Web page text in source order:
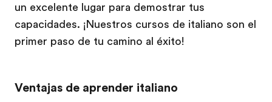
un excelente lugar para demostrar tus
capacidades. ¡Nuestros cursos de italiano son el
primer paso de tu camino al éxito!
Ventajas de aprender italiano